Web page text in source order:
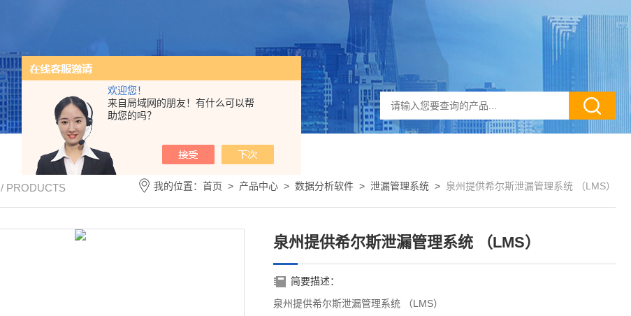
欢迎您！
来自局域网的朋友！有什么可以帮
助您的吗？
/ PRODUCTS 我的位置： 首页 > 产品中心 > 数据分析软件 > 泄漏管理系统 > 泉州提供希尔斯泄漏管理系统 （LMS）
泉州提供希尔斯泄漏管理系统 （LMS）
简要描述：
泉州提供希尔斯泄漏管理系统 （LMS）